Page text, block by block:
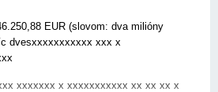
EUR (slovom: dva milióny
dvesxxxxxxxxxxx xxx x
xxxxxxx x xxxxxxxxxxx xx xx xx x